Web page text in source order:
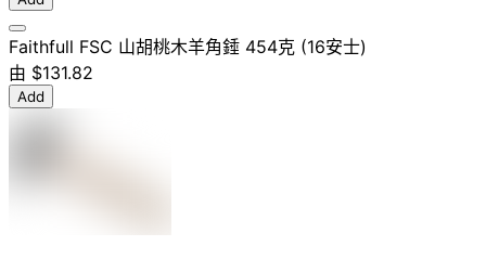
Faithfull FSC 山胡桃木羊角錘 454克 (16安士)
由 $131.82
Add